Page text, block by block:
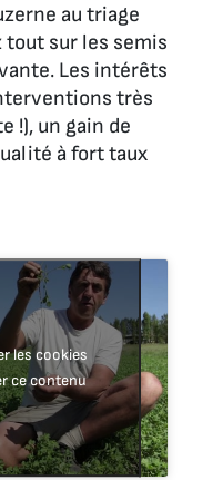
au triage
tout sur les semis
Les intérêts
très
!), un gain de
à fort taux
les cookies
ce contenu